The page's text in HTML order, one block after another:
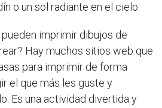
o un sol radiante en el cielo.
imprimir dibujos de
Hay muchos sitios web que
para imprimir de forma
el que más les guste y
Es una actividad divertida y